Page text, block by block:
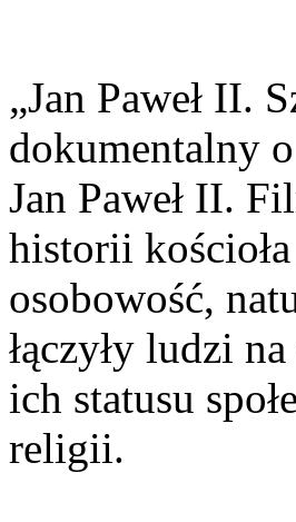
„Jan Paweł II.
dokumentalny
Jan Paweł II.
historii
osobowość,
łączyły ludzi
ich statusu
religii.